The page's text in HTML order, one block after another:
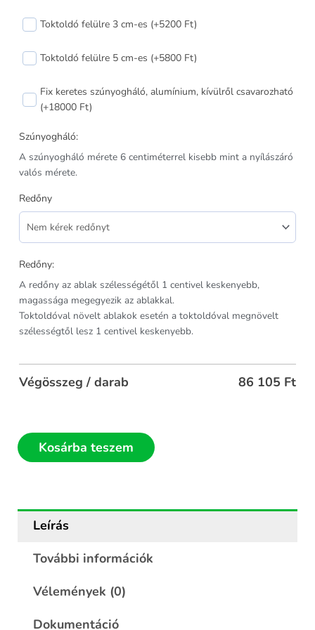
Toktoldó felülre 3 cm-es (+5200 Ft)
Toktoldó felülre 5 cm-es (+5800 Ft)
Fix keretes szúnyogháló, alumínium, kívülről csavarozható
(+18000 Ft)
Szúnyogháló:
A szúnyogháló mérete 6 centiméterrel kisebb mint a nyílászáró
valós mérete.
Redőny
Redőny:
A redőny az ablak szélességétől 1 centivel keskenyebb,
magassága megegyezik az ablakkal.
Toktoldóval növelt ablakok esetén a toktoldóval megnövelt
szélességtől lesz 1 centivel keskenyebb.
Végösszeg / darab 86 105 Ft
Kosárba teszem
Leírás
További információk
Vélemények (0)
Dokumentáció